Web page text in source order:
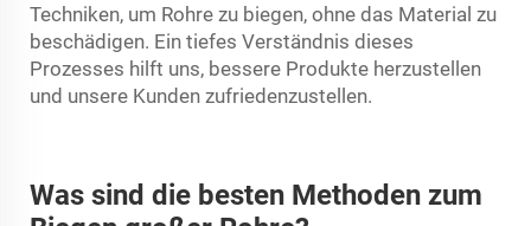
Techniken, um Rohre zu biegen, ohne das Material zu
beschädigen. Ein tiefes Verständnis dieses
Prozesses hilft uns, bessere Produkte herzustellen
und unsere Kunden zufriedenzustellen.
Was sind die besten Methoden zum